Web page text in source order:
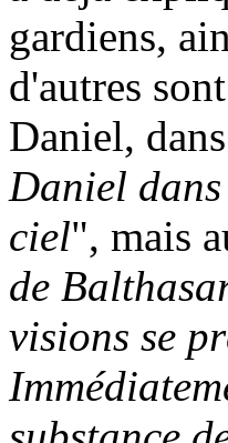
gardiens,
d'autres
Daniel,
Daniel
ciel", mais
de
visions se